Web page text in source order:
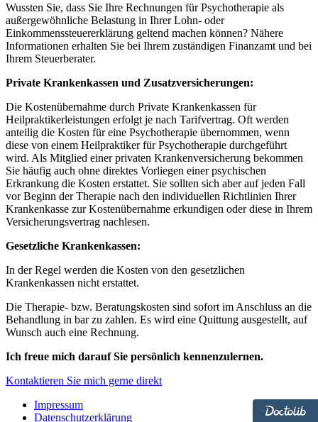
Wussten Sie, dass Sie Ihre Rechnungen für Psychotherapie als
außergewöhnliche Belastung in Ihrer Lohn- oder
Einkommenssteuererklärung geltend machen können? Nähere
Informationen erhalten Sie bei Ihrem zuständigen Finanzamt und bei
Ihrem Steuerberater.
Private Krankenkassen und Zusatzversicherungen:
Die Kostenübernahme durch Private Krankenkassen für
Heilpraktikerleistungen erfolgt je nach Tarifvertrag. Oft werden
anteilig die Kosten für eine Psychotherapie übernommen, wenn
diese von einem Heilpraktiker für Psychotherapie durchgeführt
wird. Als Mitglied einer privaten Krankenversicherung bekommen
Sie häufig auch ohne direktes Vorliegen einer psychischen
Erkrankung die Kosten erstattet. Sie sollten sich aber auf jeden Fall
vor Beginn der Therapie nach den individuellen Richtlinien Ihrer
Krankenkasse zur Kostenübernahme erkundigen oder diese in Ihrem
Versicherungsvertrag nachlesen.
Gesetzliche Krankenkassen:
In der Regel werden die Kosten von den gesetzlichen
Krankenkassen nicht erstattet.
Die Therapie- bzw. Beratungskosten sind sofort im Anschluss an die
Behandlung in bar zu zahlen. Es wird eine Quittung ausgestellt, auf
Wunsch auch eine Rechnung.
Ich freue mich darauf Sie persönlich kennenzulernen.
Kontaktieren Sie mich gerne direkt
Impressum
Datenschutzerklärung